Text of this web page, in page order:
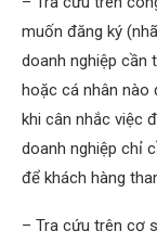
muốn đăng ký
doanh nghiệp cần
hoặc cá nhân nào
khi cân nhắc việc
doanh nghiệp chỉ
để khách hàng
– Tra cứu trên cơ